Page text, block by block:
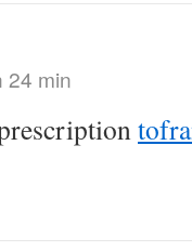
24 min